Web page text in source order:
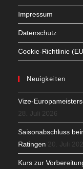
Impressum
Datenschutz
Cookie-Richtlinie
Neuigkeiten
Vize-
28. Juli 2026
Saisonabschluss
Ratingen 20. Juli
Kurs zur